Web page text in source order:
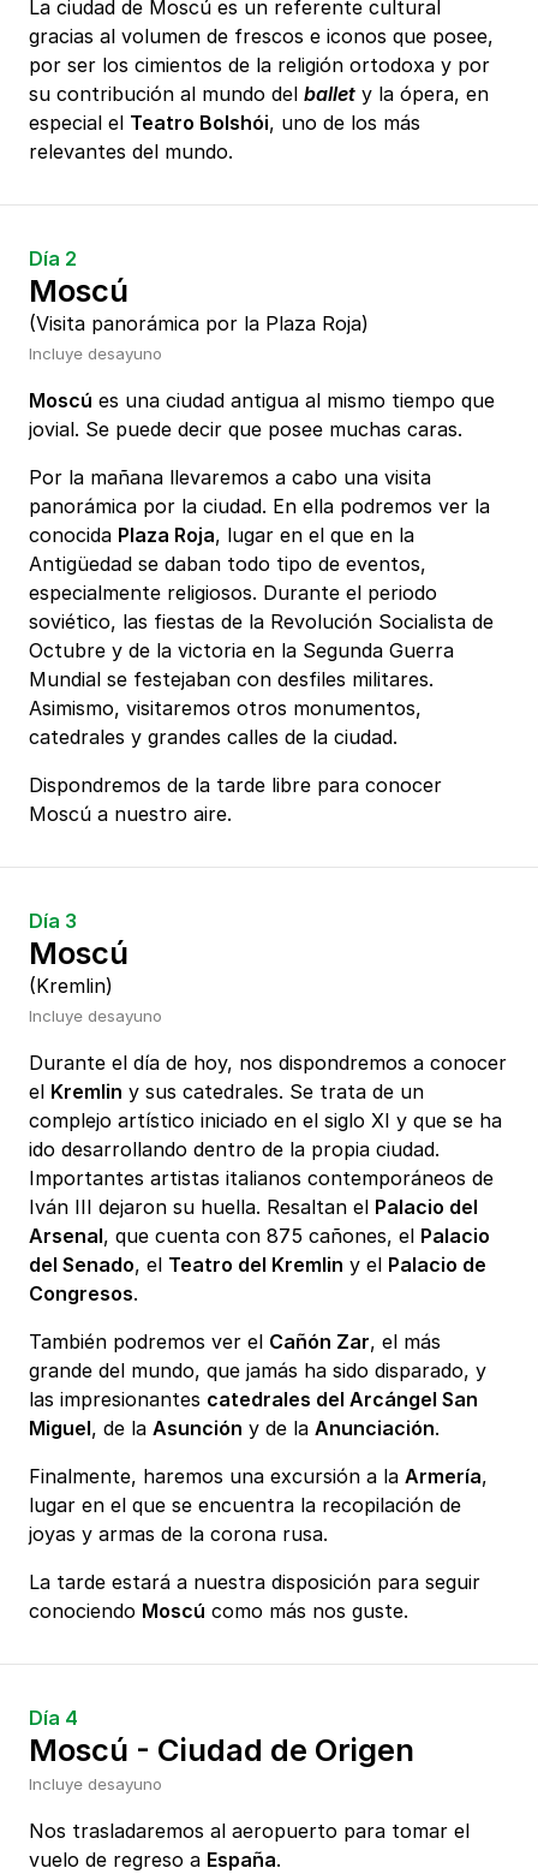
La ciudad de Moscú es un referente cultural
gracias al volumen de frescos e iconos que posee,
por ser los cimientos de la religión ortodoxa y por
su contribución al mundo del ballet y la ópera, en
especial el Teatro Bolshói, uno de los más
relevantes del mundo.
Día 2
Moscú
(Visita panorámica por la Plaza Roja)
Incluye desayuno
Moscú es una ciudad antigua al mismo tiempo que
jovial. Se puede decir que posee muchas caras.
Por la mañana llevaremos a cabo una visita
panorámica por la ciudad. En ella podremos ver la
conocida Plaza Roja, lugar en el que en la
Antigüedad se daban todo tipo de eventos,
especialmente religiosos. Durante el periodo
soviético, las fiestas de la Revolución Socialista de
Octubre y de la victoria en la Segunda Guerra
Mundial se festejaban con desfiles militares.
Asimismo, visitaremos otros monumentos,
catedrales y grandes calles de la ciudad.
Dispondremos de la tarde libre para conocer
Moscú a nuestro aire.
Día 3
Moscú
(Kremlin)
Incluye desayuno
Durante el día de hoy, nos dispondremos a conocer
el Kremlin y sus catedrales. Se trata de un
complejo artístico iniciado en el siglo XI y que se ha
ido desarrollando dentro de la propia ciudad.
Importantes artistas italianos contemporáneos de
Iván III dejaron su huella. Resaltan el Palacio del
Arsenal, que cuenta con 875 cañones, el Palacio
del Senado, el Teatro del Kremlin y el Palacio de
Congresos.
También podremos ver el Cañón Zar, el más
grande del mundo, que jamás ha sido disparado, y
las impresionantes catedrales del Arcángel San
Miguel, de la Asunción y de la Anunciación.
Finalmente, haremos una excursión a la Armería,
lugar en el que se encuentra la recopilación de
joyas y armas de la corona rusa.
La tarde estará a nuestra disposición para seguir
conociendo Moscú como más nos guste.
Día 4
Moscú - Ciudad de Origen
Incluye desayuno
Nos trasladaremos al aeropuerto para tomar el
vuelo de regreso a España.